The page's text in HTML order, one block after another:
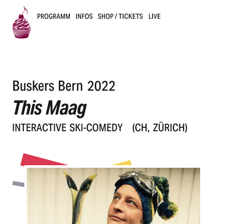
s
k
e
r
s
PROGRAMM INFOS SHOP / TICKETS LIVE
Buskers Bern 2022
This Maag
INTER­AC­TI­VE SKI-COMEDY (CH, ZÜRICH)